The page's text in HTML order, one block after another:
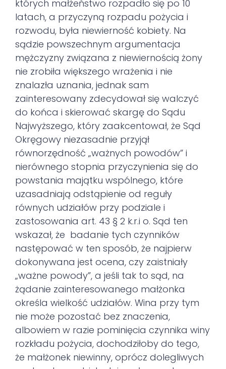
których małżeństwo rozpadło się po 10
latach, a przyczyną rozpadu pożycia i
rozwodu, była niewierność kobiety. Na
sądzie powszechnym argumentacja
mężczyzny związana z niewiernością żony
nie zrobiła większego wrażenia i nie
znalazła uznania, jednak sam
zainteresowany zdecydował się walczyć
do końca i skierować skargę do Sądu
Najwyższego, który zaakcentował, że Sąd
Okręgowy niezasadnie przyjął
równorzędność „ważnych powodów” i
nierównego stopnia przyczynienia się do
powstania majątku wspólnego, które
uzasadniają odstąpienie od reguły
równych udziałów przy podziale i
zastosowania art. 43 § 2 k.r.i o. Sąd ten
wskazał, że badanie tych czynników
następować w ten sposób, że najpierw
dokonywana jest ocena, czy zaistniały
„ważne powody”, a jeśli tak to sąd, na
żądanie zainteresowanego małżonka
określa wielkość udziałów. Wina przy tym
nie może pozostać bez znaczenia,
albowiem w razie pominięcia czynnika winy
rozkładu pożycia, dochodziłoby do tego,
że małżonek niewinny, oprócz dolegliwych